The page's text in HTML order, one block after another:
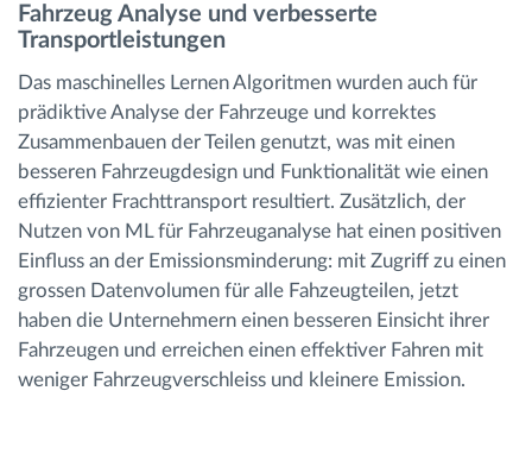
Fahrzeug Analyse und verbesserte
Transportleistungen
Das maschinelles Lernen Algoritmen wurden auch für
prädiktive Analyse der Fahrzeuge und korrektes
Zusammenbauen der Teilen genutzt, was mit einen
besseren Fahrzeugdesign und Funktionalität wie einen
effizienter Frachttransport resultiert. Zusätzlich, der
Nutzen von ML für Fahrzeuganalyse hat einen positiven
Einfluss an der Emissionsminderung: mit Zugriff zu einen
grossen Datenvolumen für alle Fahzeugteilen, jetzt
haben die Unternehmern einen besseren Einsicht ihrer
Fahrzeugen und erreichen einen effektiver Fahren mit
weniger Fahrzeugverschleiss und kleinere Emission.